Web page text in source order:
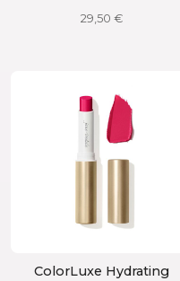
29,50€
ColorLuxe Hydrating